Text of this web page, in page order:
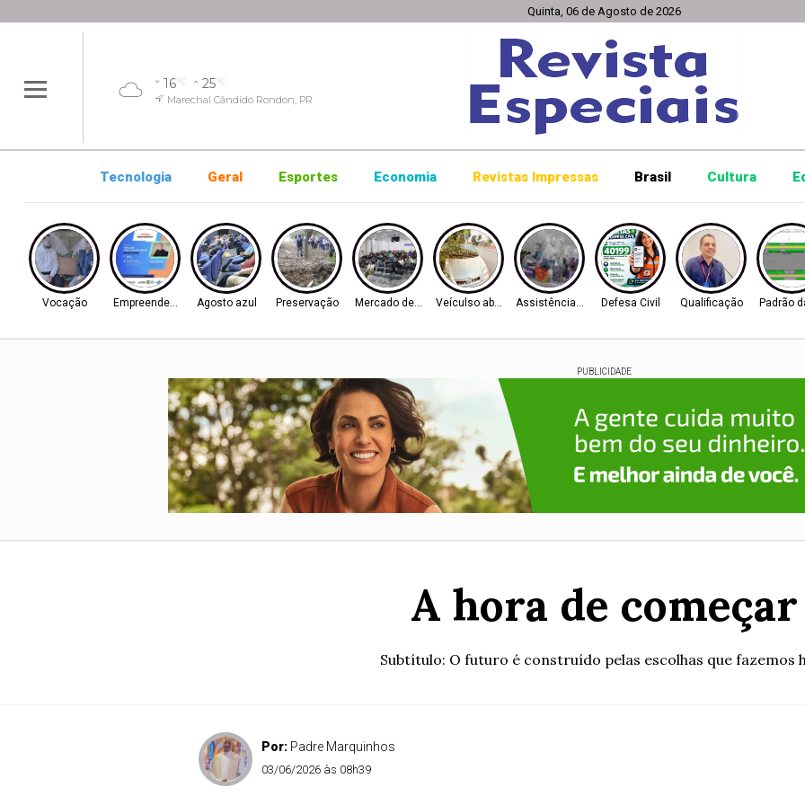
Quinta, 06 de Agosto de 2026
16°C 25°C
Marechal Cândido Rondon, PR
Tecnologia Geral Esportes Economia Revistas Impressas Brasil Cultura
Vocação EmpreendedorismoAgosto azul Preservação Mercado de trabalhoVeículso abandonadosAssistência SocialDefesa Civil Qualificação Padrão
PUBLICIDADE
A hora de começar
Subtítulo: O futuro é construído pelas escolhas que fazemos
Por: Padre Marquinhos
03/06/2026 às 08h39